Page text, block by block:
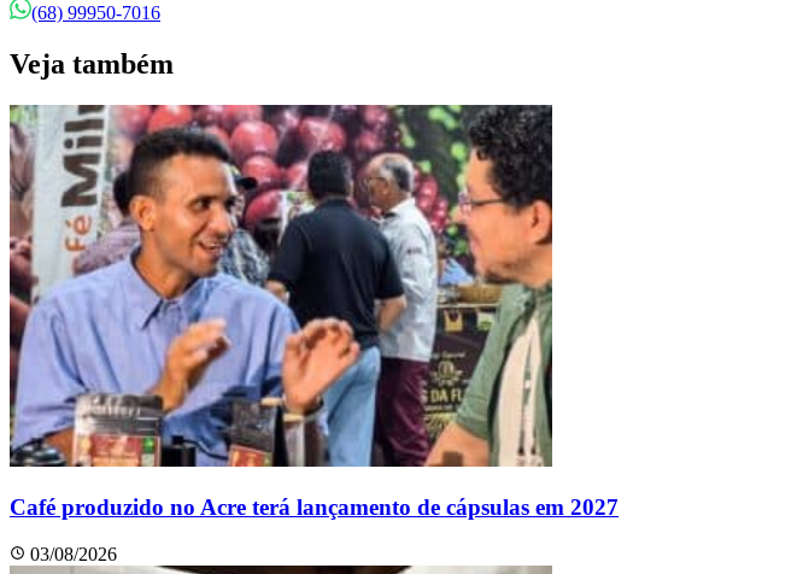
(68) 99950-7016
Veja também
Café produzido no Acre terá lançamento de cápsulas em 2027
03/08/2026